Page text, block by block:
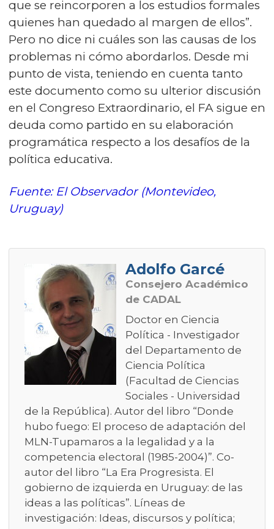
que se reincorporen a los estudios formales
quienes han quedado al margen de ellos”.
Pero no dice ni cuáles son las causas de los
problemas ni cómo abordarlos. Desde mi
punto de vista, teniendo en cuenta tanto
este documento como su ulterior discusión
en el Congreso Extraordinario, el FA sigue en
deuda como partido en su elaboración
programática respecto a los desafíos de la
política educativa.
Fuente: El Observador (Montevideo,
Uruguay)
Adolfo Garcé
Consejero Académico
de CADAL
Doctor en Ciencia
Política - Investigador
del Departamento de
Ciencia Política
(Facultad de Ciencias
Sociales - Universidad
de la República). Autor del libro “Donde
hubo fuego: El proceso de adaptación del
MLN-Tupamaros a la legalidad y a la
competencia electoral (1985-2004)”. Co-
autor del libro “La Era Progresista. El
gobierno de izquierda en Uruguay: de las
ideas a las políticas”. Líneas de
investigación: Ideas, discursos y política;